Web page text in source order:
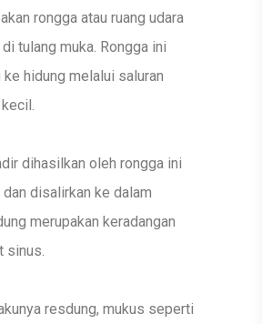
rongga atau ruang udara
tulang muka. Rongga ini
hidung melalui saluran
dihasilkan oleh rongga ini
disalirkan ke dalam
merupakan keradangan
sinus.
resdung, mukus seperti